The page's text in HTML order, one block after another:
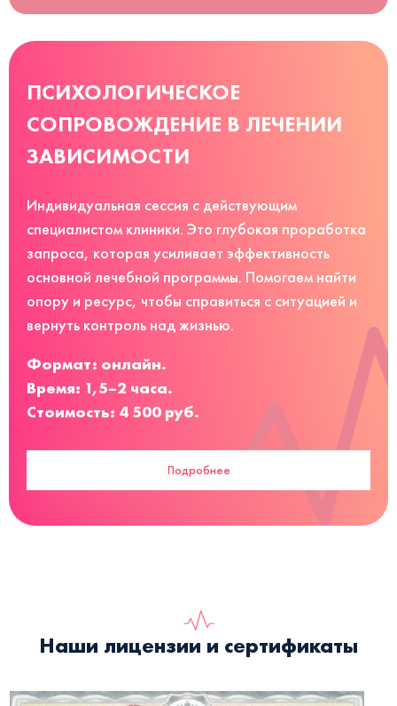
ПСИХОЛОГИЧЕСКОЕ
СОПРОВОЖДЕНИЕ В ЛЕЧЕНИИ
ЗАВИСИМОСТИ
Индивидуальная сессия с действующим
специалистом клиники. Это глубокая проработка
запроса, которая усиливает эффективность
основной лечебной программы. Помогаем найти
опору и ресурс, чтобы справиться с ситуацией и
вернуть контроль над жизнью.
Формат: онлайн.
Время: 1,5–2 часа.
Стоимость: 4 500 руб.
Подробнее
Наши лицензии и сертификаты